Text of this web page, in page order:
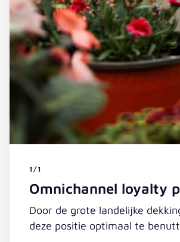
1/1
Omnichannel loyalty
Door de grote landelijke
deze positie optimaal te